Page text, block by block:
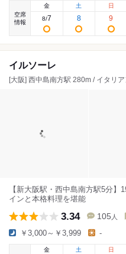
空席
情報
金
8/7
土
8
日
9
イルソーレ
[大阪] 西中島南方駅 280m / イタリ
【新大阪駅・西中島南方駅5分
インと本格料理を堪能
3.34 105 人
￥3,000～￥3,999 -
金
土 日